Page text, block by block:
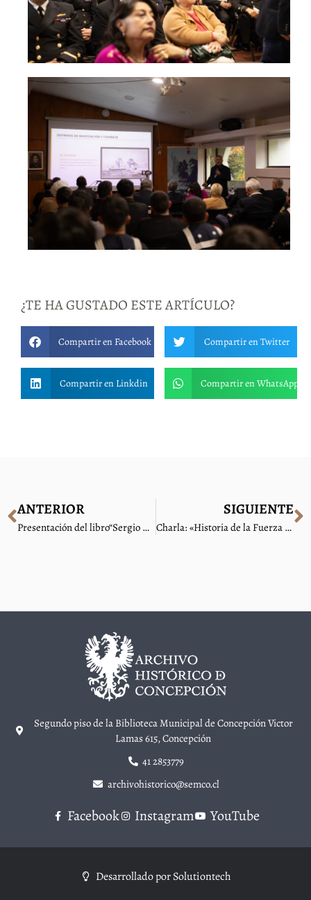
¿TE HA GUSTADO ESTE ARTÍCULO?
Compartir en Facebook Compartir en Twitter
Compartir en Linkdin Compartir en WhatsApp
ANTERIOR
Presentación del libro“Sergio Carrasco Delgado. Escritos en torno a la historia de Concepción”
SIGUIENTE
Charla: «Historia de la Fuerza de Submarinos, desde 1917 hasta nuestros días»
Segundo piso de la Biblioteca Municipal de Concepción Victor
Lamas 615, Concepción
41 2853779
archivohistorico@semco.cl
Facebook Instagram YouTube
Desarrollado por Solutiontech